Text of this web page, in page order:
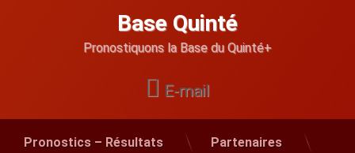
Base Quinté
Pronostiquons la Base du Quinté+
E-mail
Pronostics – Résultats Partenaires